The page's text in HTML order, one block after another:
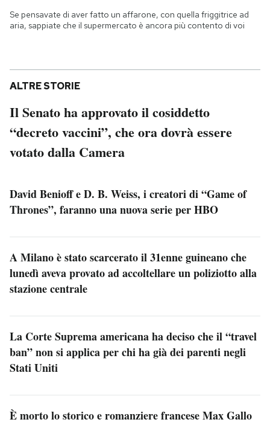
Se pensavate di aver fatto un affarone, con quella friggitrice ad
aria, sappiate che il supermercato è ancora più contento di voi
ALTRE STORIE
Il Senato ha approvato il cosiddetto
“decreto vaccini”, che ora dovrà essere
votato dalla Camera
David Benioff e D. B. Weiss, i creatori di “Game of
Thrones”, faranno una nuova serie per HBO
A Milano è stato scarcerato il 31enne guineano che
lunedì aveva provato ad accoltellare un poliziotto alla
stazione centrale
La Corte Suprema americana ha deciso che il “travel
ban” non si applica per chi ha già dei parenti negli
Stati Uniti
È morto lo storico e romanziere francese Max Gallo